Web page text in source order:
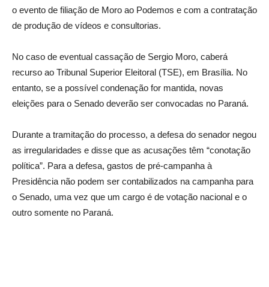
o evento de filiação de Moro ao Podemos e com a contratação
de produção de vídeos e consultorias.
No caso de eventual cassação de Sergio Moro, caberá
recurso ao Tribunal Superior Eleitoral (TSE), em Brasília. No
entanto, se a possível condenação for mantida, novas
eleições para o Senado deverão ser convocadas no Paraná.
Durante a tramitação do processo, a defesa do senador negou
as irregularidades e disse que as acusações têm “conotação
política”. Para a defesa, gastos de pré-campanha à
Presidência não podem ser contabilizados na campanha para
o Senado, uma vez que um cargo é de votação nacional e o
outro somente no Paraná.